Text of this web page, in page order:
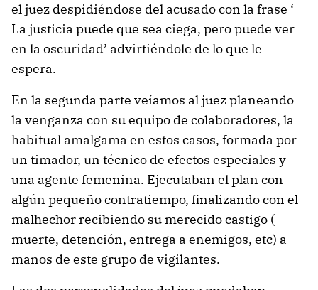
el juez despidiéndose del acusado con la frase ‘
La justicia puede que sea ciega, pero puede ver
en la oscuridad’ advirtiéndole de lo que le
espera.
En la segunda parte veíamos al juez planeando
la venganza con su equipo de colaboradores, la
habitual amalgama en estos casos, formada por
un timador, un técnico de efectos especiales y
una agente femenina. Ejecutaban el plan con
algún pequeño contratiempo, finalizando con el
malhechor recibiendo su merecido castigo (
muerte, detención, entrega a enemigos, etc) a
manos de este grupo de vigilantes.